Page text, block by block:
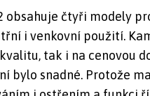
obsahuje čtyři modely
i venkovní použití.
tak i na cenovou
bylo snadné. Protože